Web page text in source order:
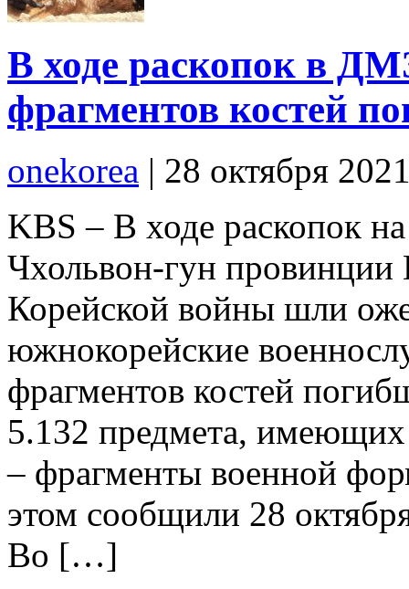
В ходе раскопок в
фрагментов костей
onekorea | 28 октября
KBS – В ходе раскопок
Чхольвон-гун провинции
Корейской войны шли
южнокорейские
фрагментов костей
5.132 предмета,
– фрагменты военной
этом сообщили 28
Во […]